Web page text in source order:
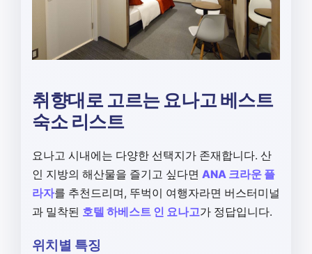
취향대로 고르는 요나고 베스트
숙소 리스트
요나고 시내에는 다양한 선택지가 존재합니다. 산
인 지방의 해산물을 즐기고 싶다면 ANA 크라운 플
라자를 추천드리며, 뚜벅이 여행자라면 버스터미널
과 밀착된 호텔 하베스트 인 요나고가 정답입니다.
위치별 특징